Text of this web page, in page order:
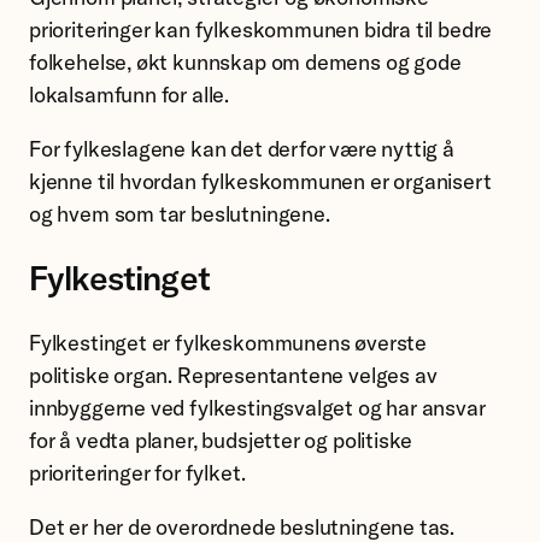
prioriteringer kan fylkeskommunen bidra til bedre
folkehelse, økt kunnskap om demens og gode
lokalsamfunn for alle.
For fylkeslagene kan det derfor være nyttig å
kjenne til hvordan fylkeskommunen er organisert
og hvem som tar beslutningene.
Fylkestinget
Fylkestinget er fylkeskommunens øverste
politiske organ. Representantene velges av
innbyggerne ved fylkestingsvalget og har ansvar
for å vedta planer, budsjetter og politiske
prioriteringer for fylket.
Det er her de overordnede beslutningene tas.